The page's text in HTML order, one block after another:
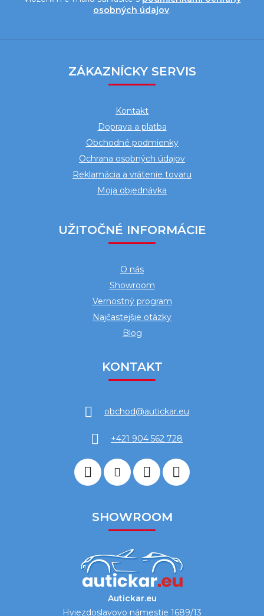
osobných údajov.
ZÁKAZNÍCKY SERVIS
Kontakt
Doprava a platba
Obchodné podmienky
Ochrana osobných údajov
Reklamácia a vrátenie tovaru
Moja objednávka
UŽITOČNÉ INFORMÁCIE
O nás
Showroom
Vernostný program
Najčastejšie otázky
Blog
KONTAKT
obchod@autickar.eu
+421 904 562 728
SHOWROOM
Autickar.eu
Hviezdoslavovo námestie 1689/13